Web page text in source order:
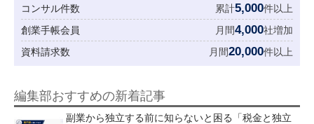
コンサル件数
累計5,000件以上
創業手帳会員
月間4,000社増加
資料請求数
月間20,000件以上
編集部おすすめの新着記事
副業から独立する前に知らないと困る「税金と独立